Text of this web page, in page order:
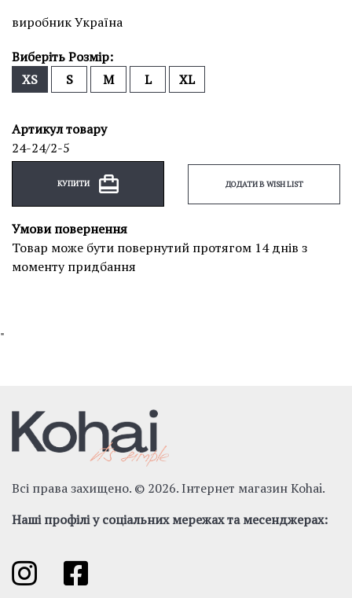
виробник Україна
Виберіть Розмір:
XS
S M L XL
Артикул товару
24-24/2-5
КУПИТИ ДОДАТИ В WISH LIST
Умови повернення
Товар може бути повернутий протягом 14 днів з
моменту придбання
"
Всі права захищено. © 2026. Інтернет магазин Kohai.
Наші профілі у соціальних мережах та месенджерах: